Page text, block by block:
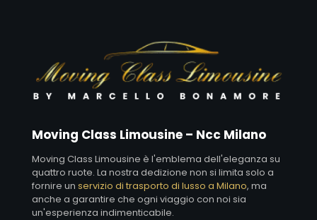
Moving Class Limousine – Ncc Milano
Moving Class Limousine è l'emblema dell'eleganza su
quattro ruote. La nostra dedizione non si limita solo a
fornire un servizio di trasporto di lusso a Milano, ma
anche a garantire che ogni viaggio con noi sia
un'esperienza indimenticabile.